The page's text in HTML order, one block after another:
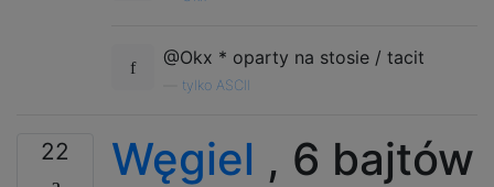
@Okx * oparty na stosie / tacit
tylko ASCII
22 Węgiel , 6 bajtów